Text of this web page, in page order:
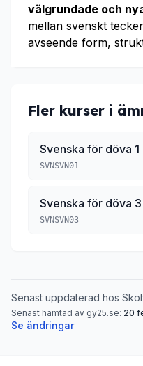
välgrundade och
mellan svenskt
avseende form,
Fler kurser i
Svenska för döva 1
SVNSVN01
Svenska för döva 3
SVNSVN03
Senast uppdaterad hos
Senast hämtad av gy25.se: 20
Se ändringar